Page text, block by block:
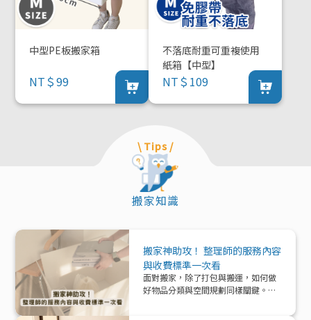
中型PE板搬家箱
NT＄99
不落底耐重可重複使用
紙箱【中型】
NT＄109
\ Tips /
搬家知識
搬家神助攻！ 整理師的服務內容
與收費標準一次看
面對搬家，除了打包與搬運，如何做
好物品分類與空間規劃同樣關鍵。本